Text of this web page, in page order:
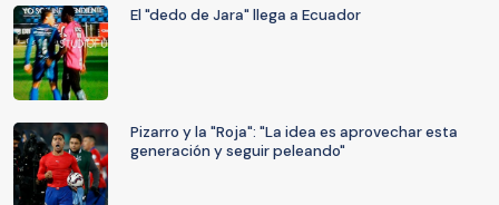
El "dedo de Jara" llega a Ecuador
Pizarro y la "Roja": "La idea es aprovechar esta
generación y seguir peleando"